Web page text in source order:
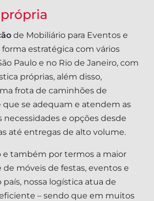
de Mobiliário para Eventos e
forma estratégica com vários
Paulo e no Rio de Janeiro, com
próprias, além disso,
frota de caminhões de
se adequam e atendem as
necessidades e opções desde
até entregas de alto volume.
e também por termos a maior
móveis de festas, eventos e
nossa logística atua de
– sendo que em muitos